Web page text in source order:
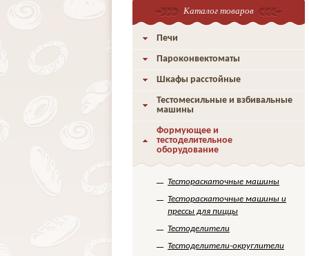
Каталог товаров
Печи
Пароконвектоматы
Шкафы расстойные
Тестомесильные и взбивальные
машины
Формующее и
тестоделительное
оборудование
Тестораскаточные машины
Тестораскаточные машины и
прессы для пиццы
Тестоделители
Тестоделители-округлители